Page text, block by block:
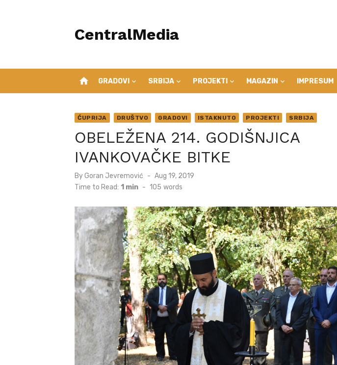
CentralMedia
home GRADOVI SRBIJA PROJEKTI MAGAZIN IMPRESUM
ĆUPRIJA DRUŠTVO GRADOVI ISTAKNUTO PROJEKTI SRBIJA
OBELEŽENA 214. GODIŠNJICA
IVANKOVAČKE BITKE
ByGoran Jevremović
Posted
on
Aug 19, 2019
Time to Read: 1 min - 105 words